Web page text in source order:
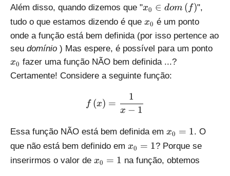
}
\i
n
d
o
m
\l
\
ri
g
h
Além disso, quando dizemos que "{
{
x
}
_
{
0
\i
d
\l
x0 ∈ dom ( f)",
tudo o que estamos dizendo é que {
{
}
_
{
x0 é um ponto
onde a função está bem definida (por isso pertence ao
seu domínio ) Mas espere, é possível para um ponto
x0 fazer uma função NÃO bem definida ...?
Certamente! Considere a seguinte função:
f\left( x
f (x) =
x − 1
1
Essa função NÃO está bem definida em {
{
}
x0 = 1. O
que não está bem definido em {
{
x0 = 1? Porque se
inserirmos o valor de {
x0 = 1 na função, obtemos